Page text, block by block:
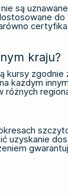
są
do
kraju?
zgodnie
każdym
różnych
uzyskanie